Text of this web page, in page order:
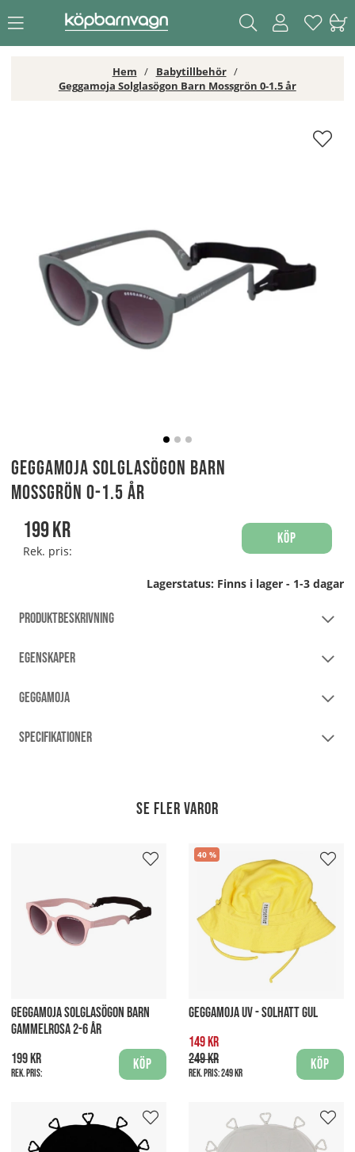
Hem
Babytillbehör
Geggamoja Solglasögon Barn Mossgrön 0-1.5 år
Geggamoja Solglasögon Barn
Mossgrön 0-1.5 år
199kr
Rek. pris:
Köp
Lagerstatus: Finns i lager - 1-3 dagar
PRODUKTBESKRIVNING
EGENSKAPER
GEGGAMOJA
SPECIFIKATIONER
Se fler varor
GEGGAMOJA SOLGLASÖGON BARN
GAMMELROSA 2-6 ÅR
199 kr
Rek. pris:
Köp
40
GEGGAMOJA UV - SOLHATT GUL
149 kr
249 kr
Rek. pris:249 kr
Köp